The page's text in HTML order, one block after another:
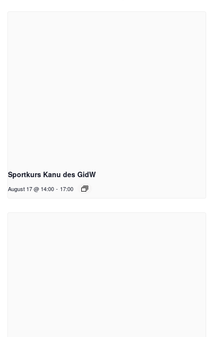
Sportkurs Kanu des GidW
August 17 @ 14:00 - 17:00